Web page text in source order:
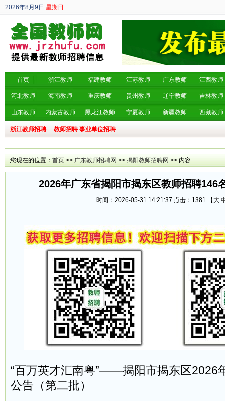
2026年8月9日 星期日
丙午年 六月廿七
首页 浙江教师 福建教师 江苏教师 广东教师 江西教师
河北教师 海南教师 重庆教师 贵州教师 辽宁教师 吉林教师
山东教师 内蒙古教师 黑龙江教师 宁夏教师 新疆教师 西藏教师
浙江教师招聘 教师招聘 事业单位招聘
您现在的位置： 首页 >> 广东教师招聘网 >> 揭阳教师招聘网 >> 内容
2026年广东省揭阳市揭东区教师招聘146
时间：2026-05-31 14:21:37 点击： 1381 【 大
“百万英才汇南粤”——揭阳市揭东区2026
公告（第二批）